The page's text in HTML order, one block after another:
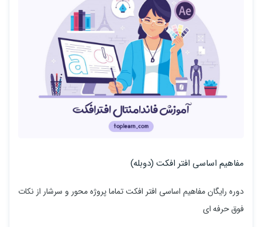
مفاهیم اساسی افتر افکت (دوبله)
دوره رایگان مفاهیم اساسی افتر افکت تماما پروژه محور و سرشار از نکات
فوق حرفه ای